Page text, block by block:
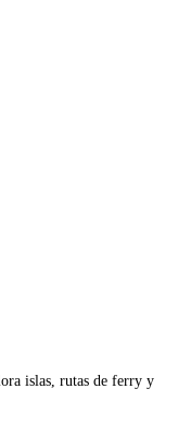
islas, rutas de ferry y